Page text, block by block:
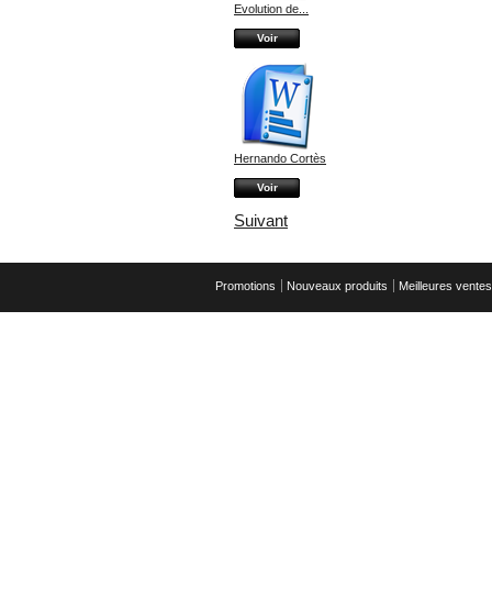
Evolution de...
Voir
Hernando Cortès
Voir
Suivant
Promotions Nouveaux produits Meilleures ventes